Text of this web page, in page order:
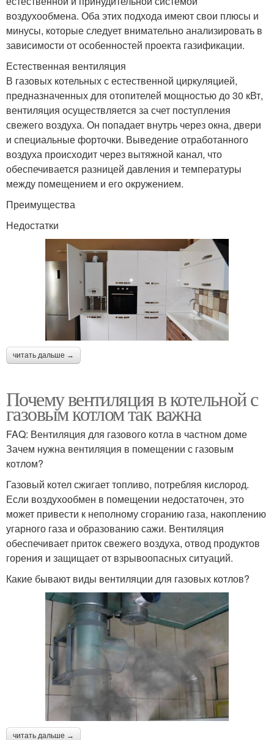
воздухообмена. Оба этих подхода имеют свои плюсы и
минусы, которые следует внимательно анализировать в
зависимости от особенностей проекта газификации.
Естественная вентиляция
В газовых котельных с естественной циркуляцией,
предназначенных для отопителей мощностью до 30 кВт,
вентиляция осуществляется за счет поступления
свежего воздуха. Он попадает внутрь через окна, двери
и специальные форточки. Выведение отработанного
воздуха происходит через вытяжной канал, что
обеспечивается разницей давления и температуры
между помещением и его окружением.
Преимущества
Недостатки
читать дальше →
Почему вентиляция в котельной с
газовым котлом так важна
FAQ: Вентиляция для газового котла в частном доме
Зачем нужна вентиляция в помещении с газовым
котлом?
Газовый котел сжигает топливо, потребляя кислород.
Если воздухообмен в помещении недостаточен, это
может привести к неполному сгоранию газа, накоплению
угарного газа и образованию сажи. Вентиляция
обеспечивает приток свежего воздуха, отвод продуктов
горения и защищает от взрывоопасных ситуаций.
Какие бывают виды вентиляции для газовых котлов?
читать дальше →